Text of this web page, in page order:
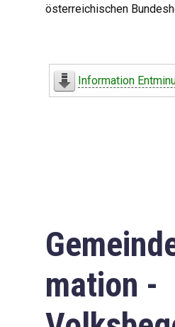
österreichischen
Information
mation -